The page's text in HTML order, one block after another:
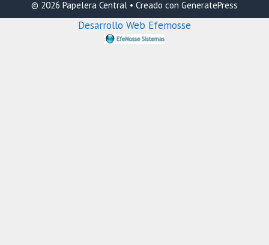
© 2026 Papelera Central • Creado con GeneratePress
Desarrollo Web Efemosse